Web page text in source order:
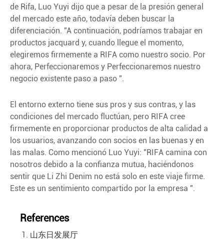
de Rifa, Luo Yuyi dijo que a pesar de la presión general
del mercado este año, todavía deben buscar la
diferenciación. "A continuación, podríamos trabajar en
productos jacquard y, cuando llegue el momento,
elegiremos firmemente a RIFA como nuestro socio. Por
ahora, Perfeccionaremos y Perfeccionaremos nuestro
negocio existente paso a paso ".
El entorno externo tiene sus pros y sus contras, y las
condiciones del mercado fluctúan, pero RIFA cree
firmemente en proporcionar productos de alta calidad a
los usuarios, avanzando con socios en las buenas y en
las malas. Como mencionó Luo Yuyi: "RIFA camina con
nosotros debido a la confianza mutua, haciéndonos
sentir que Li Zhi Denim no está solo en este viaje firme.
Este es un sentimiento compartido por la empresa ".
References
山东日发展厅